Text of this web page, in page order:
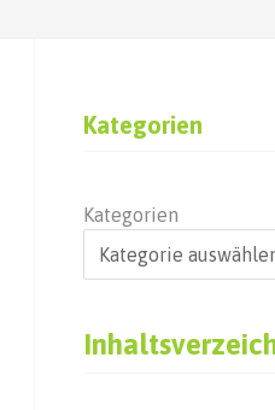
Kategorien
Kategorien